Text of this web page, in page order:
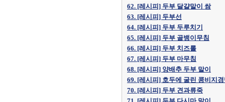
62. [레시피] 두부 달걀말이 쌈
63. [레시피] 두부선
64. [레시피] 두부 두루치기
65. [레시피] 두부 골뱅이무침
66. [레시피] 두부 치즈롤
67. [레시피] 두부 마무침
68. [레시피] 양배추 두부 말이
69. [레시피] 호두에 굴린 콩비지
70. [레시피] 두부 견과류죽